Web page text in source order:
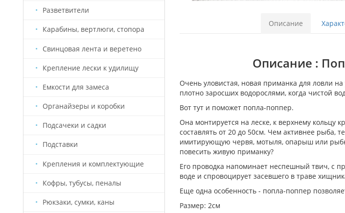
Разветвители
Карабины, вертлюги, стопора
Свинцовая лента и веретено
Крепление лески к удилищу
Емкости для замеса
Органайзеры и коробки
Подсачеки и садки
Подставки
Крепления и комплектующие
Кофры, тубусы, пеналы
Рюкзаки, сумки, каны
Описание
Описание :
Очень уловистая, новая приманка для ловли
плотно заросших водорослями, когда чистой
Вот тут и поможет попла-поппер.
Она монтируется на леске, к верхнему кольцу
составлять от 20 до 50см. Чем активнее рыба,
имитирующую червя, мотыля, опарыш или
повесить живую приманку?
Его проводка напоминает неспешный твич, с
воде и спровоцирует засевшего в траве
Еще одна особенность - попла-поппер
Размер: 2см